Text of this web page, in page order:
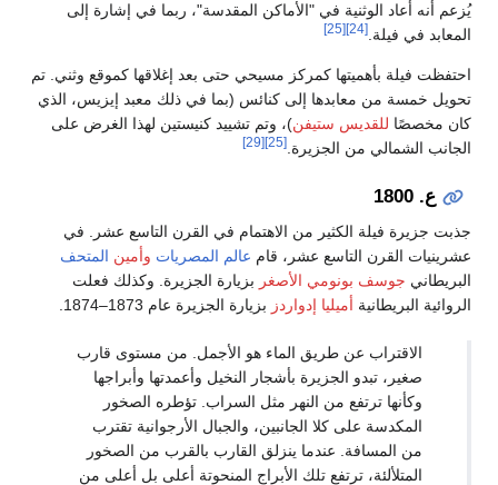
يُزعم أنه أعاد الوثنية في "الأماكن المقدسة"، ربما في إشارة إلى
المعابد في فيلة. [24]
[25]
احتفظت فيلة بأهميتها كمركز مسيحي حتى بعد إغلاقها كموقع وثني. تم
تحويل خمسة من معابدها إلى كنائس (بما في ذلك معبد إيزيس، الذي
كان مخصصًا للقديس ستيفن)، وتم تشييد كنيستين لهذا الغرض على
الجانب الشمالي من الجزيرة. [25]
[29]
ع. 1800
جذبت جزيرة فيلة الكثير من الاهتمام في القرن التاسع عشر. في
عشرينيات القرن التاسع عشر، قام عالم المصريات وأمين المتحف
البريطاني جوسف بونومي الأصغر بزيارة الجزيرة. وكذلك فعلت
الروائية البريطانية أميليا إدواردز بزيارة الجزيرة عام 1873–1874.
الاقتراب عن طريق الماء هو الأجمل. من مستوى قارب
صغير، تبدو الجزيرة بأشجار النخيل وأعمدتها وأبراجها
وكأنها ترتفع من النهر مثل السراب. تؤطره الصخور
المكدسة على كلا الجانبين، والجبال الأرجوانية تقترب
من المسافة. عندما ينزلق القارب بالقرب من الصخور
المتلألئة، ترتفع تلك الأبراج المنحوتة أعلى بل أعلى من